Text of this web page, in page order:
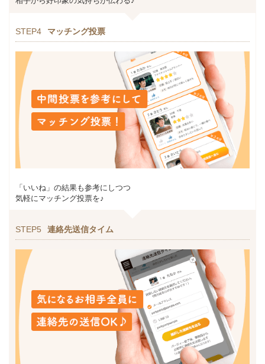
STEP4 マッチング投票
「いいね」の結果も参考にしつつ
気軽にマッチング投票を♪
STEP5 連絡先送信タイム